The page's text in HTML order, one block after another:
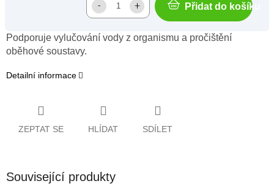
Přidat do košíku
Podporuje vylučování vody z organismu a pročištění
oběhové soustavy.
Detailní informace
ZEPTAT SE HLÍDAT SDÍLET
Související produkty